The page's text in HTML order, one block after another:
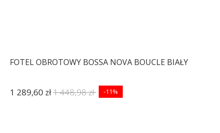
FOTEL OBROTOWY BOSSA NOVA BOUCLE BIAŁY
1 289,60 zł1 448,98 zł -11%